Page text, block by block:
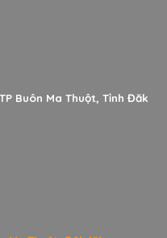
Buôn Ma Thuột, Tỉnh Đăk